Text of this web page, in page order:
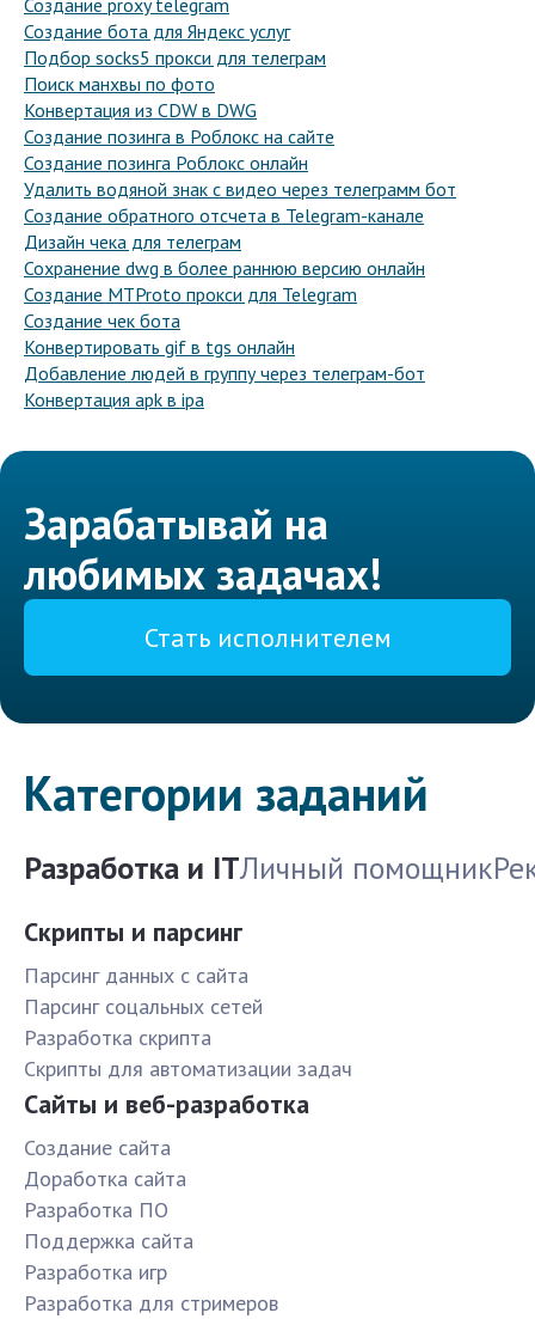
Создание proxy telegram
Создание бота для Яндекс услуг
Подбор socks5 прокси для телеграм
Поиск манхвы по фото
Конвертация из CDW в DWG
Создание позинга в Роблокс на сайте
Создание позинга Роблокс онлайн
Удалить водяной знак с видео через телеграмм бот
Создание обратного отсчета в Telegram-канале
Дизайн чека для телеграм
Сохранение dwg в более раннюю версию онлайн
Создание MTProto прокси для Telegram
Создание чек бота
Конвертировать gif в tgs онлайн
Добавление людей в группу через телеграм-бот
Конвертация apk в ipa
Зарабатывай на
любимых задачах!
Стать исполнителем
Категории заданий
Разработка и ITЛичный помощник
Скрипты и парсинг
Парсинг данных с сайта
Парсинг соцальных сетей
Разработка скрипта
Скрипты для автоматизации задач
Сайты и веб-разработка
Создание сайта
Доработка сайта
Разработка ПО
Поддержка сайта
Разработка игр
Разработка для стримеров